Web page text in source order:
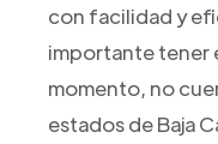
con facilidad y
importante tener
momento, no
estados de Baja